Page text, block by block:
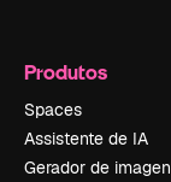
Produtos
Spaces
Assistente de IA
Gerador de